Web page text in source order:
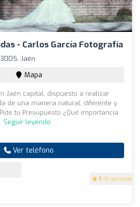
- Carlos García Fotografía
5 (8 opiniones)
Jaén
Mapa
Jaén capital, dispuesto a realizar
de una manera natural, diferente y
tu Presupuesto ¿Qué importancia
Seguir leyendo
Ver teléfono